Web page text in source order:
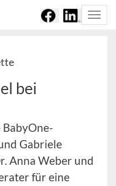
bei
BabyOne-
Gabriele
Anna Weber und
für eine